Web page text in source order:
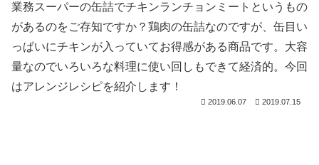
業務スーパーの缶詰でチキンランチョンミートというもの
があるのをご存知ですか？鶏肉の缶詰なのですが、缶目い
っぱいにチキンが入っていてお得感がある商品です。大容
量なのでいろいろな料理に使い回しもできて経済的。今回
はアレンジレシピを紹介します！
2019.06.07 2019.07.15